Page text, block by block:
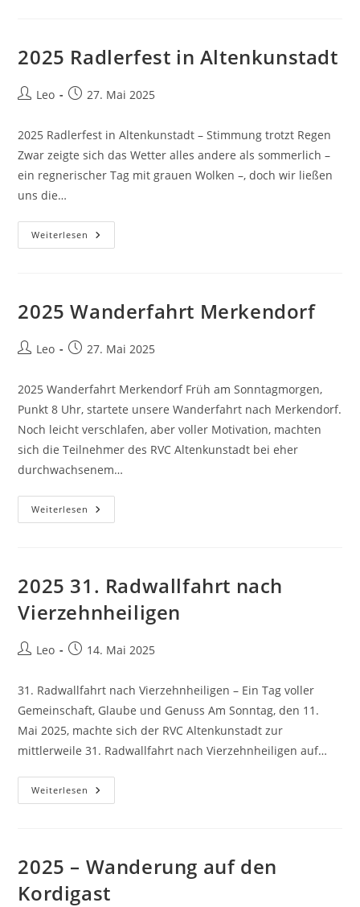
Birkach
2025 Radlerfest in Altenkunstadt
Beitrags-
Leo
Beitrag27. Mai 2025
2025 Radlerfest in Altenkunstadt – Stimmung trotzt Regen
Zwar zeigte sich das Wetter alles andere als sommerlich –
ein regnerischer Tag mit grauen Wolken –, doch wir ließen
uns die…
Weiterlesen 2025
Radlerfest
2025 Wanderfahrt Merkendorf
Beitrags-
Leo
Beitrag27. Mai 2025
2025 Wanderfahrt Merkendorf Früh am Sonntagmorgen,
Punkt 8 Uhr, startete unsere Wanderfahrt nach Merkendorf.
Noch leicht verschlafen, aber voller Motivation, machten
sich die Teilnehmer des RVC Altenkunstadt bei eher
durchwachsenem…
Weiterlesen 2025
Wanderfahrt
2025 31. Radwallfahrt nach
Vierzehnheiligen
Beitrags-
Leo
Beitrag14. Mai 2025
31. Radwallfahrt nach Vierzehnheiligen – Ein Tag voller
Gemeinschaft, Glaube und Genuss Am Sonntag, den 11.
Mai 2025, machte sich der RVC Altenkunstadt zur
mittlerweile 31. Radwallfahrt nach Vierzehnheiligen auf…
Weiterlesen 2025
31.
2025 – Wanderung auf den
Kordigast